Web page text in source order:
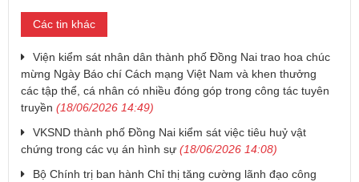
Các tin khác
Viện kiểm sát nhân dân thành phố Đồng Nai trao hoa chúc
mừng Ngày Báo chí Cách mạng Việt Nam và khen thưởng
các tập thể, cá nhân có nhiều đóng góp trong công tác tuyên
truyền (18/06/2026 14:49)
VKSND thành phố Đồng Nai kiểm sát việc tiêu huỷ vật
chứng trong các vụ án hình sự (18/06/2026 14:08)
Bộ Chính trị ban hành Chỉ thị tăng cường lãnh đạo công